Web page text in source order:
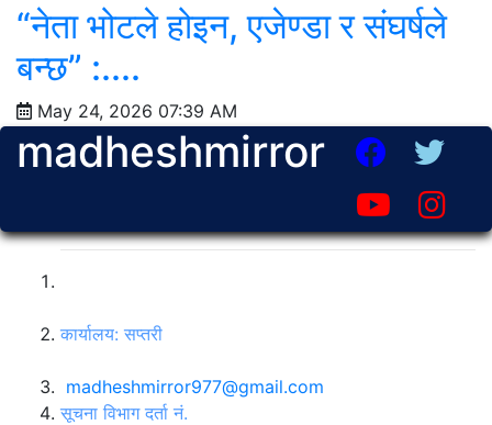
“नेता भोटले होइन, एजेण्डा र संघर्षले
बन्छ” :....
May 24, 2026 07:39 AM
madheshmirror
कार्यालय: सप्तरी
madheshmirror977@gmail.com
सूचना विभाग दर्ता नं.